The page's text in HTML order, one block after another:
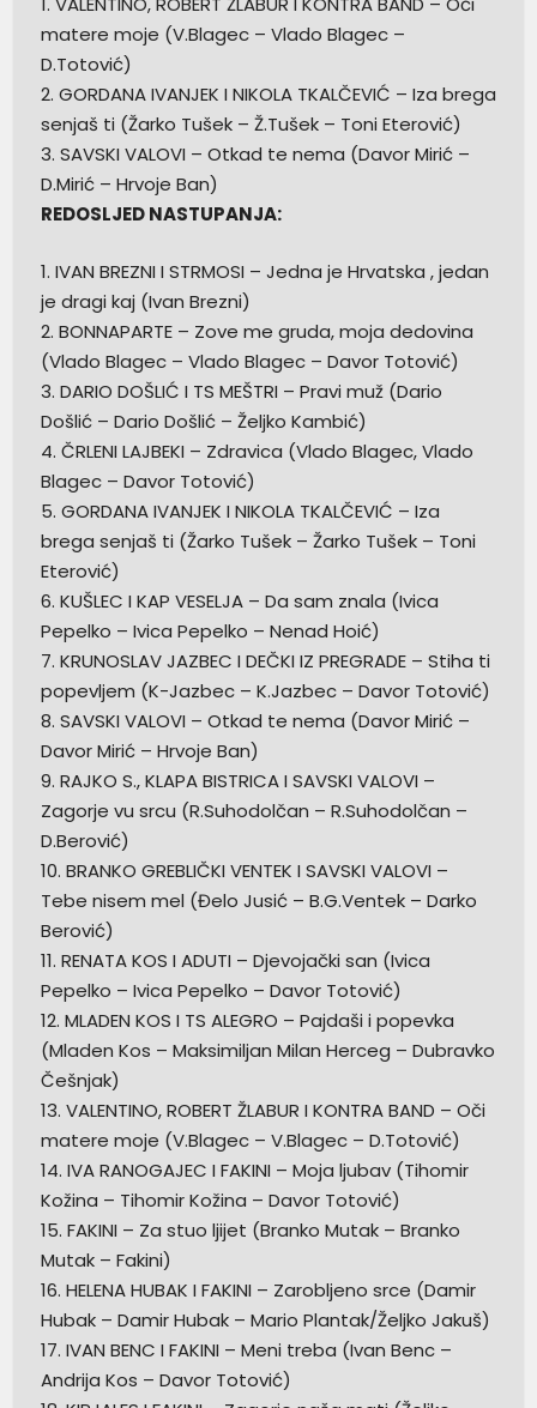
matere moje (V.Blagec – Vlado Blagec –
D.Totović)
2. GORDANA IVANJEK I NIKOLA TKALČEVIĆ – Iza brega
senjaš ti (Žarko Tušek – Ž.Tušek – Toni Eterović)
3. SAVSKI VALOVI – Otkad te nema (Davor Mirić –
D.Mirić – Hrvoje Ban)
REDOSLJED NASTUPANJA:
1. IVAN BREZNI I STRMOSI – Jedna je Hrvatska , jedan
je dragi kaj (Ivan Brezni)
2. BONNAPARTE – Zove me gruda, moja dedovina
(Vlado Blagec – Vlado Blagec – Davor Totović)
3. DARIO DOŠLIĆ I TS MEŠTRI – Pravi muž (Dario
Došlić – Dario Došlić – Željko Kambić)
4. ČRLENI LAJBEKI – Zdravica (Vlado Blagec, Vlado
Blagec – Davor Totović)
5. GORDANA IVANJEK I NIKOLA TKALČEVIĆ – Iza
brega senjaš ti (Žarko Tušek – Žarko Tušek – Toni
Eterović)
6. KUŠLEC I KAP VESELJA – Da sam znala (Ivica
Pepelko – Ivica Pepelko – Nenad Hoić)
7. KRUNOSLAV JAZBEC I DEČKI IZ PREGRADE – Stiha ti
popevljem (K-Jazbec – K.Jazbec – Davor Totović)
8. SAVSKI VALOVI – Otkad te nema (Davor Mirić –
Davor Mirić – Hrvoje Ban)
9. RAJKO S., KLAPA BISTRICA I SAVSKI VALOVI –
Zagorje vu srcu (R.Suhodolčan – R.Suhodolčan –
D.Berović)
10. BRANKO GREBLIČKI VENTEK I SAVSKI VALOVI –
Tebe nisem mel (Đelo Jusić – B.G.Ventek – Darko
Berović)
11. RENATA KOS I ADUTI – Djevojački san (Ivica
Pepelko – Ivica Pepelko – Davor Totović)
12. MLADEN KOS I TS ALEGRO – Pajdaši i popevka
(Mladen Kos – Maksimiljan Milan Herceg – Dubravko
Češnjak)
13. VALENTINO, ROBERT ŽLABUR I KONTRA BAND – Oči
matere moje (V.Blagec – V.Blagec – D.Totović)
14. IVA RANOGAJEC I FAKINI – Moja ljubav (Tihomir
Kožina – Tihomir Kožina – Davor Totović)
15. FAKINI – Za stuo ljijet (Branko Mutak – Branko
Mutak – Fakini)
16. HELENA HUBAK I FAKINI – Zarobljeno srce (Damir
Hubak – Damir Hubak – Mario Plantak/Željko Jakuš)
17. IVAN BENC I FAKINI – Meni treba (Ivan Benc –
Andrija Kos – Davor Totović)